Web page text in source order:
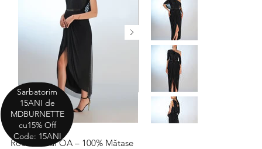
Rochie Midi OA – 100% Mătase
Sarbatorim
15ANI de
MDBURNETTE
cu15% Off
Code: 15ANI